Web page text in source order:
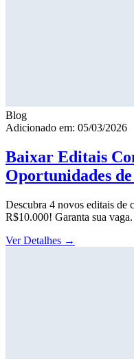
Blog
Adicionado em: 05/03/2026
Baixar Editais
Oportunidades
Descubra 4 novos editais de
R$10.000! Garanta sua
Ver Detalhes →